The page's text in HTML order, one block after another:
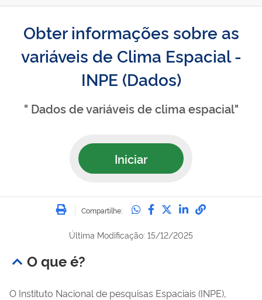
Obter informações sobre as
variáveis de Clima Espacial -
INPE (Dados)
" Dados de variáveis de clima espacial"
Iniciar
Imprimir
Compartilhe: Compartilhe no
Compartilhe no
Compartilhe no
Compartilhe
Última Modificação: 15/12/2025
O que é?
O Instituto Nacional de pesquisas Espaciais (INPE),